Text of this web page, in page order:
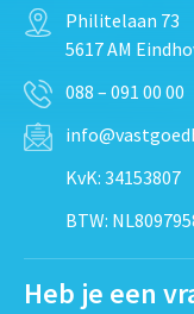
Philitelaan 73
5617 AM
088 – 091 00 00
KvK: 34153807
BTW:
Heb je een